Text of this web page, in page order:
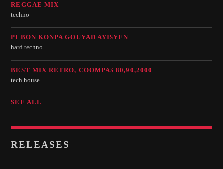
REGGAE MIX
techno
PI BON KONPA GOUYAD AYISYEN
hard techno
BEST MIX RETRO, COOMPAS 80,90,2000
tech house
SEE ALL
RELEASES